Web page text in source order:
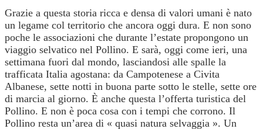
Grazie a questa storia ricca e densa di valori umani è nato
un legame col territorio che ancora oggi dura. E non sono
poche le associazioni che durante l’estate propongono un
viaggio selvatico nel Pollino. E sarà, oggi come ieri, una
settimana fuori dal mondo, lasciandosi alle spalle la
trafficata Italia agostana: da Campotenese a Civita
Albanese, sette notti in buona parte sotto le stelle, sette ore
di marcia al giorno. È anche questa l’offerta turistica del
Pollino. E non è poca cosa con i tempi che corrono. Il
Pollino resta un’area di « quasi natura selvaggia ». Un